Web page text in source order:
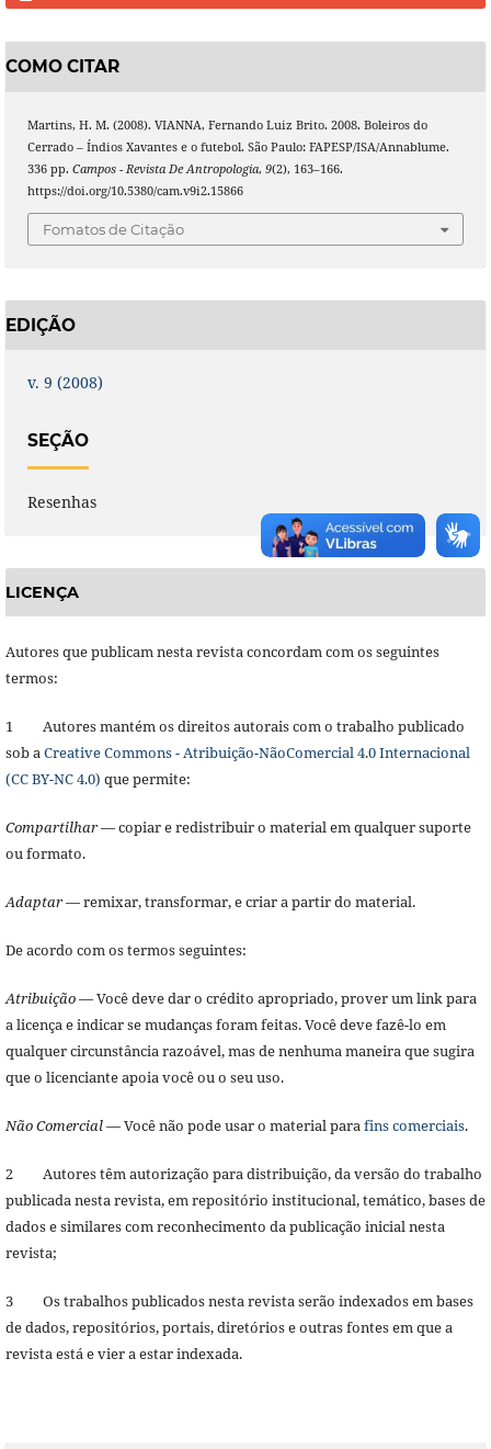
COMO CITAR
Martins, H. M. (2008). VIANNA, Fernando Luiz Brito. 2008. Boleiros do
Cerrado – Índios Xavantes e o futebol. São Paulo: FAPESP/ISA/Annablume.
336 pp. Campos - Revista De Antropologia, 9(2), 163–166.
https://doi.org/10.5380/cam.v9i2.15866
Fomatos de Citação
EDIÇÃO
v. 9 (2008)
SEÇÃO
Resenhas
LICENÇA
Autores que publicam nesta revista concordam com os seguintes
termos:
1 Autores mantém os direitos autorais com o trabalho publicado
sob aCreative Commons - Atribuição-NãoComercial 4.0 Internacional
(CC BY-NC 4.0) que permite:
Compartilhar— copiar e redistribuir o material em qualquer suporte
ou formato.
Adaptar— remixar, transformar, e criar a partir do material.
De acordo com os termos seguintes:
Atribuição— Você deve dar o crédito apropriado, prover um link para
a licença e indicar se mudanças foram feitas. Você deve fazê-lo em
qualquer circunstância razoável, mas de nenhuma maneira que sugira
que o licenciante apoia você ou o seu uso.
Não Comercial— Você não pode usar o material parafins comerciais.
2 Autores têm autorização para distribuição, da versão do trabalho
publicada nesta revista, em repositório institucional, temático, bases de
dados e similares com reconhecimento da publicação inicial nesta
revista;
3 Os trabalhos publicados nesta revista serão indexados em bases
de dados, repositórios, portais, diretórios e outras fontes em que a
revista está e vier a estar indexada.